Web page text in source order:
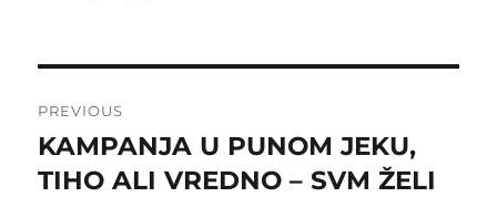
navigation
PREVIOUS
Previous
post:
KAMPANJA U PUNOM JEKU,
TIHO ALI VREDNO – SVM ŽELI